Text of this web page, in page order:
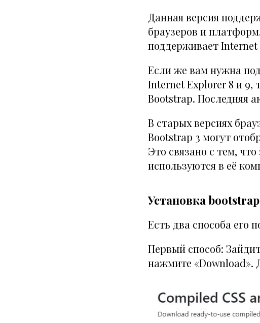
Данная версия
браузеров и
поддерживает Internet
Если же вам нужна
Internet Explorer 8 и 9,
Bootstrap. Последняя
В старых версиях
Bootstrap 3 могут
Это связано с тем,
используются в её
Установка bootstrap
Есть два способа его
Первый способ:
нажмите «Download».